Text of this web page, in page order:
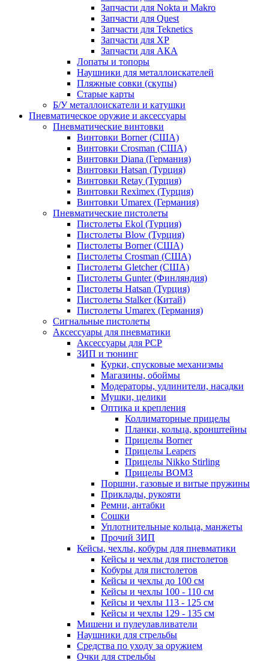
Запчасти для Nokta и Makro
Запчасти для Quest
Запчасти для Teknetics
Запчасти для XP
Запчасти для АКА
Лопаты и топоры
Наушники для металлоискателей
Пляжные совки (скупы)
Старые карты
Б/У металлоискатели и катушки
Пневматическое оружие и аксессуары
Пневматические винтовки
Винтовки Borner (США)
Винтовки Crosman (США)
Винтовки Diana (Германия)
Винтовки Hatsan (Турция)
Винтовки Retay (Турция)
Винтовки Reximex (Турция)
Винтовки Umarex (Германия)
Пневматические пистолеты
Пистолеты Ekol (Турция)
Пистолеты Blow (Турция)
Пистолеты Borner (США)
Пистолеты Crosman (США)
Пистолеты Gletcher (США)
Пистолеты Gunter (Финляндия)
Пистолеты Hatsan (Турция)
Пистолеты Stalker (Китай)
Пистолеты Umarex (Германия)
Сигнальные пистолеты
Аксессуары для пневматики
Аксессуары для PCP
ЗИП и тюнинг
Курки, спусковые механизмы
Магазины, обоймы
Модераторы, удлинители, насадки
Мушки, целики
Оптика и крепления
Коллиматорные прицелы
Планки, кольца, кронштейны
Прицелы Borner
Прицелы Leapers
Прицелы Nikko Stirling
Прицелы ВОМЗ
Поршни, газовые и витые пружины
Приклады, рукояти
Ремни, антабки
Сошки
Уплотнительные кольца, манжеты
Прочий ЗИП
Кейсы, чехлы, кобуры для пневматики
Кейсы и чехлы для пистолетов
Кобуры для пистолетов
Кейсы и чехлы до 100 см
Кейсы и чехлы 100 - 110 см
Кейсы и чехлы 113 - 125 см
Кейсы и чехлы 129 - 135 см
Мишени и пулеулавливатели
Наушники для стрельбы
Средства по уходу за оружием
Очки для стрельбы